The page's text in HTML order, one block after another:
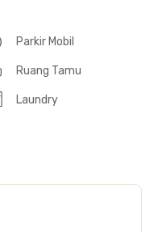
Parkir Mobil
Ruang Tamu
Laundry